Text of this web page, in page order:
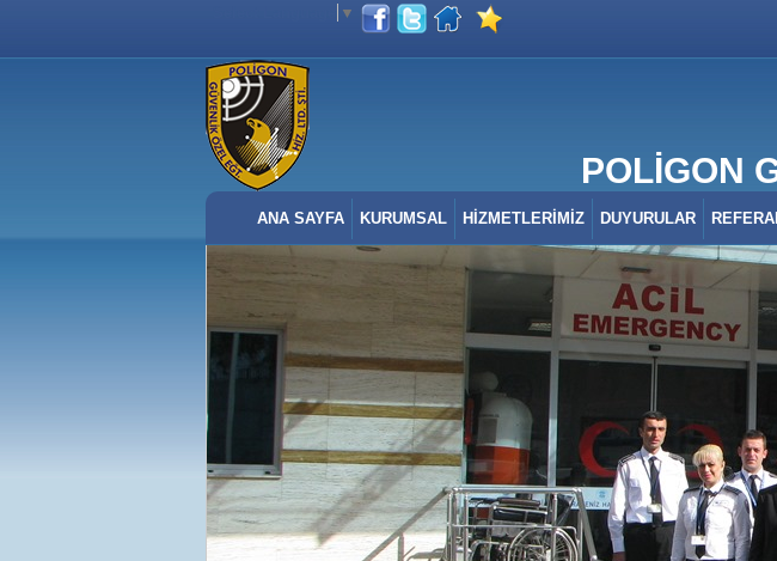
▼
POLİGON
ANA SAYFA KURUMSAL HİZMETLERİMİZ DUYURULAR